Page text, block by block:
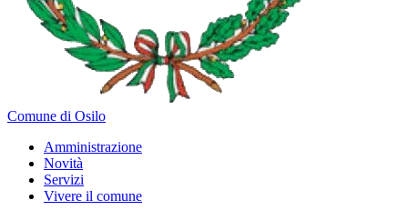
Comune di Osilo
Amministrazione
Novità
Servizi
Vivere il comune